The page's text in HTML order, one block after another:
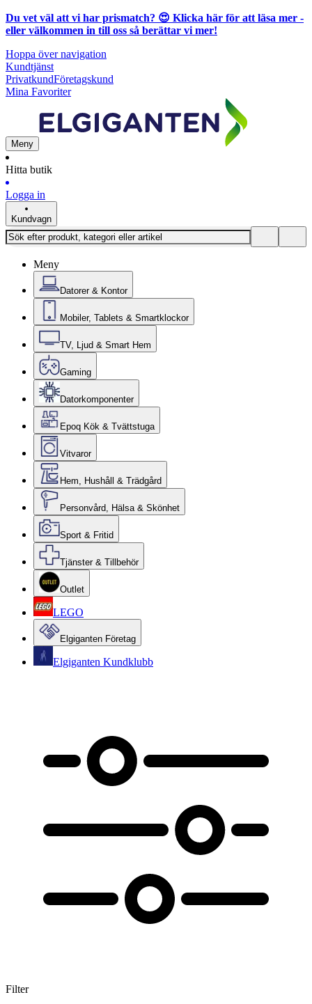
Du vet väl att vi har prismatch? 😍 Klicka här för att läsa mer -
eller välkommen in till oss så berättar vi mer!
Hoppa över navigation
Kundtjänst
PrivatkundFöretagskund
Mina Favoriter
Meny
Hitta butik
Logga in
Kundvagn
Meny
Datorer & Kontor
Mobiler, Tablets & Smartklockor
TV, Ljud & Smart Hem
Gaming
Datorkomponenter
Epoq Kök & Tvättstuga
Vitvaror
Hem, Hushåll & Trädgård
Personvård, Hälsa & Skönhet
Sport & Fritid
Tjänster & Tillbehör
Outlet
LEGO
Elgiganten Företag
Elgiganten Kundklubb
Filter